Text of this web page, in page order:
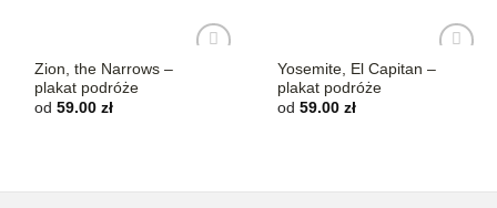
Dodaj do
Zion, the Narrows –
plakat podróże
od59.00zł
Dodaj do
Yosemite, El Capitan –
plakat podróże
od59.00zł